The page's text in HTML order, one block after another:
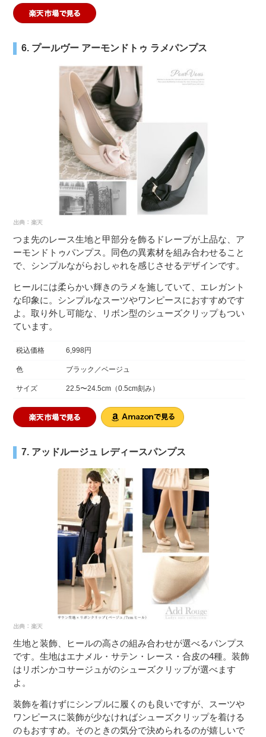
6. プールヴー アーモンドトゥ ラメパンプス
つま先のレース生地と甲部分を飾るドレープが上品な、ア
ーモンドトゥパンプス。同色の異素材を組み合わせること
で、シンプルながらおしゃれを感じさせるデザインです。
ヒールには柔らかい輝きのラメを施していて、エレガント
な印象に。シンプルなスーツやワンピースにおすすめです
よ。取り外し可能な、リボン型のシューズクリップもつい
ています。
税込価格 6,998円
色 ブラック／ベージュ
サイズ 22.5〜24.5cm（0.5cm刻み）
7. アッドルージュ レディースパンプス
生地と装飾、ヒールの高さの組み合わせが選べるパンプス
です。生地はエナメル・サテン・レース・合皮の4種。装飾
はリボンかコサージュがのシューズクリップが選べます
よ。
装飾を着けずにシンプルに履くのも良いですが、スーツや
ワンピースに装飾が少なければシューズクリップを着ける
のもおすすめ。そのときの気分で決められるのが嬉しいで